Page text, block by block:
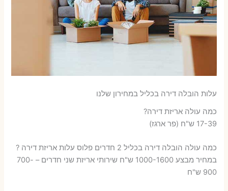
עלות הובלה דירה בכליל במחירון שלנו
כמה עולה אריזת דירה​?
17-39 ש"ח (פר ארגז)
כמה עולה הובלה דירה בכליל 2 חדרים פלוס עלות אריזת דירה ?
במחיר מבצע 1000-1600 ש"ח שירותי אריזת שני חדרים – 700-
900 ש"ח